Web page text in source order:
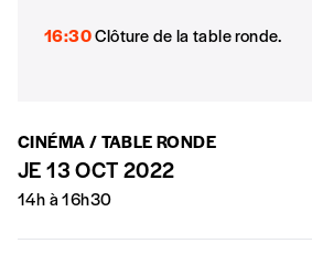
Je m'abonne à l'Imag
Format numérique
Je commande au
16:30Clôture de la table ronde.
CINÉMA / TABLE RONDE
JE 13 OCT 2022
14h à 16h30